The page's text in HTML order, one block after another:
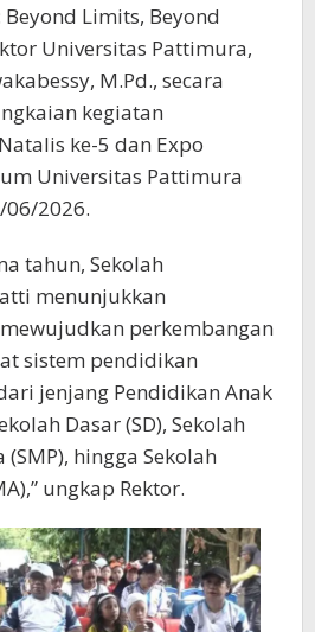
Limits, Beyond
Universitas Pattimura,
M.Pd., secara
kegiatan
ke-5 dan Expo
Universitas Pattimura
06/2026.
tahun, Sekolah
menunjukkan
perkembangan
sistem pendidikan
jenjang Pendidikan Anak
Dasar (SD), Sekolah
hingga Sekolah
ungkap Rektor.